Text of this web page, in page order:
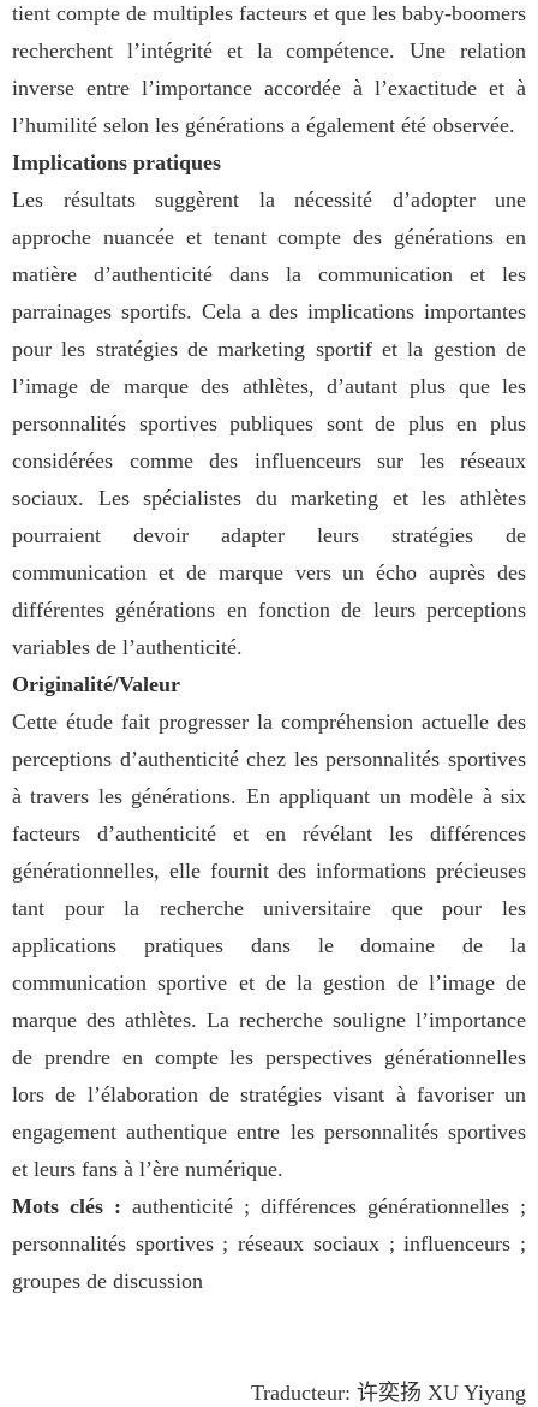
tient compte de multiples facteurs et que les baby-boomers
recherchent l’intégrité et la compétence. Une relation
inverse entre l’importance accordée à l’exactitude et à
l’humilité selon les générations a également été observée.
Implications pratiques
Les résultats suggèrent la nécessité d’adopter une
approche nuancée et tenant compte des générations en
matière d’authenticité dans la communication et les
parrainages sportifs. Cela a des implications importantes
pour les stratégies de marketing sportif et la gestion de
l’image de marque des athlètes, d’autant plus que les
personnalités sportives publiques sont de plus en plus
considérées comme des influenceurs sur les réseaux
sociaux. Les spécialistes du marketing et les athlètes
pourraient devoir adapter leurs stratégies de
communication et de marque vers un écho auprès des
différentes générations en fonction de leurs perceptions
variables de l’authenticité.
Originalité/Valeur
Cette étude fait progresser la compréhension actuelle des
perceptions d’authenticité chez les personnalités sportives
à travers les générations. En appliquant un modèle à six
facteurs d’authenticité et en révélant les différences
générationnelles, elle fournit des informations précieuses
tant pour la recherche universitaire que pour les
applications pratiques dans le domaine de la
communication sportive et de la gestion de l’image de
marque des athlètes. La recherche souligne l’importance
de prendre en compte les perspectives générationnelles
lors de l’élaboration de stratégies visant à favoriser un
engagement authentique entre les personnalités sportives
et leurs fans à l’ère numérique.
Mots clés : authenticité ; différences générationnelles ;
personnalités sportives ; réseaux sociaux ; influenceurs ;
groupes de discussion
Traducteur: 许奕扬 XU Yiyang